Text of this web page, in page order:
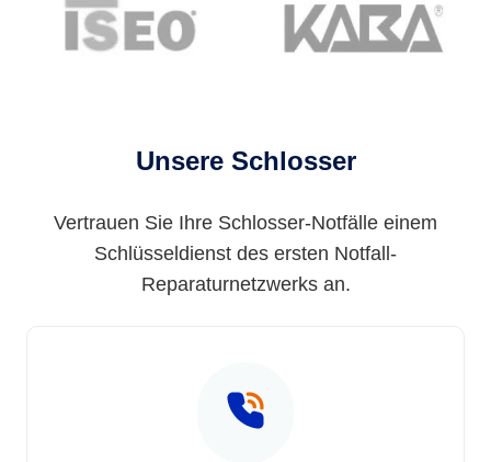
Unsere Schlosser
Vertrauen Sie Ihre Schlosser-Notfälle einem
Schlüsseldienst des ersten Notfall-
Reparaturnetzwerks an.